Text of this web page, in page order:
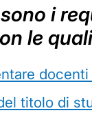
i
le
titolo di